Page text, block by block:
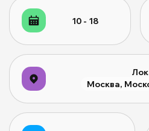
10 - 18
Москва,